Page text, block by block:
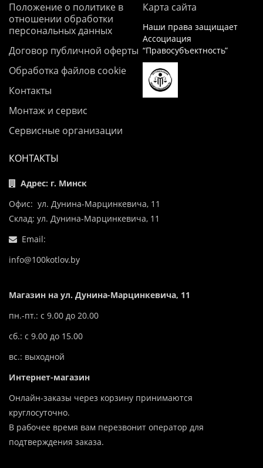
Положение о политике в
отношении обработки
персональных данных
Договор публичной оферты
Обработка файлов cookie
Контакты
Монтаж и сервис
Сервисные организации
Карта сайта
Наши права защищает
Ассоциация
“Правосубъектность”
КОНТАКТЫ
Адрес: г. Минск
Офис: ул. Дунина-Марцинкевича, 11
Склад: ул. Дунина-Марцинкевича, 11
Email:
info@100kotlov.by
Магазин на ул. Дунина-Марцинкевича, 11
пн.-пт.: с 9.00 до 20.00
сб.: с 9.00 до 15.00
вс.: выходной
Интернет-магазин
Онлайн-заказы через корзину принимаются
круглосуточно.
В рабочее время вам перезвонит оператор для
подтверждения заказа.